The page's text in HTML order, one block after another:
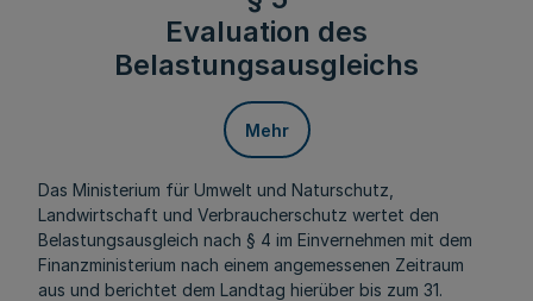
Evaluation des
Belastungsausgleichs
Mehr
Das Ministerium für Umwelt und Naturschutz,
Landwirtschaft und Verbraucherschutz wertet den
Belastungsausgleich nach § 4 im Einvernehmen mit dem
Finanzministerium nach einem angemessenen Zeitraum
aus und berichtet dem Landtag hierüber bis zum 31.